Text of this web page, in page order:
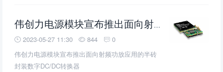
伟创力电源模块宣布推出面向射频功放应用的半砖封装数字
2023-05-27 11:30
844
0
伟创力电源模块宣布推出面向射频功放应用的半砖
封装数字DC/DC转换器